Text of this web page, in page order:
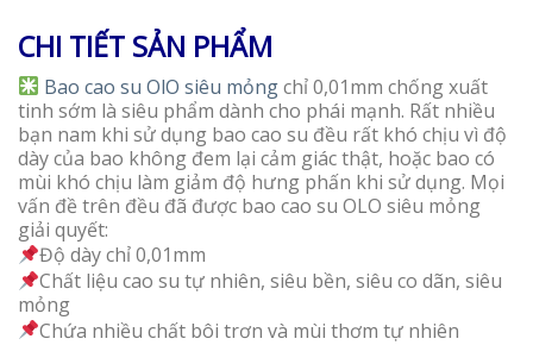
CHI TIẾT SẢN PHẨM
Bao cao su OlO siêu mỏngchỉ 0,01mm chống xuất
tinh sớm là siêu phẩm dành cho phái mạnh. Rất nhiều
bạn nam khi sử dụng bao cao su đều rất khó chịu vì độ
dày của bao không đem lại cảm giác thật, hoặc bao có
mùi khó chịu làm giảm độ hưng phấn khi sử dụng. Mọi
vấn đề trên đều đã được bao cao su OLO siêu mỏng
giải quyết:
Độ dày chỉ 0,01mm
Chất liệu cao su tự nhiên, siêu bền, siêu co dãn, siêu
mỏng
Chứa nhiều chất bôi trơn và mùi thơm tự nhiên